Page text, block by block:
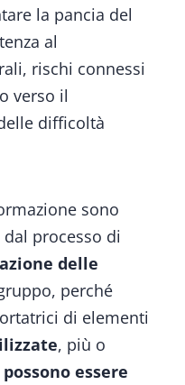
la pancia del
al
rischi connessi
verso il
difficoltà
sono
processo di
delle
perché
di elementi
, più o
possono essere